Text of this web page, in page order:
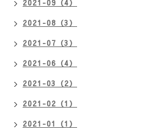
2021-09（4）
2021-08（3）
2021-07（3）
2021-06（4）
2021-03（2）
2021-02（1）
2021-01（1）